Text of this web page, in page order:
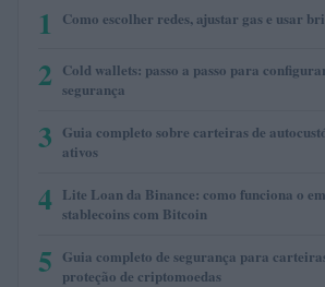
1 Como escolher redes, ajustar gas e usar
2 Cold wallets: passo a passo para
segurança
3 Guia completo sobre carteiras de
ativos
4 Lite Loan da Binance: como funciona o
stablecoins com Bitcoin
5 Guia completo de segurança para
proteção de criptomoedas